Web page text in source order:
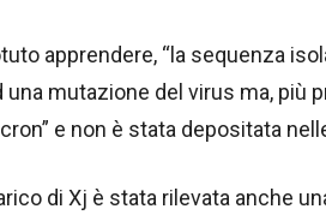
apprendere, “la sequenza
una mutazione del virus ma, più
e non è stata depositata
di Xj è stata rilevata anche